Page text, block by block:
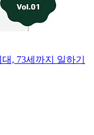
, 73세까지 일하기